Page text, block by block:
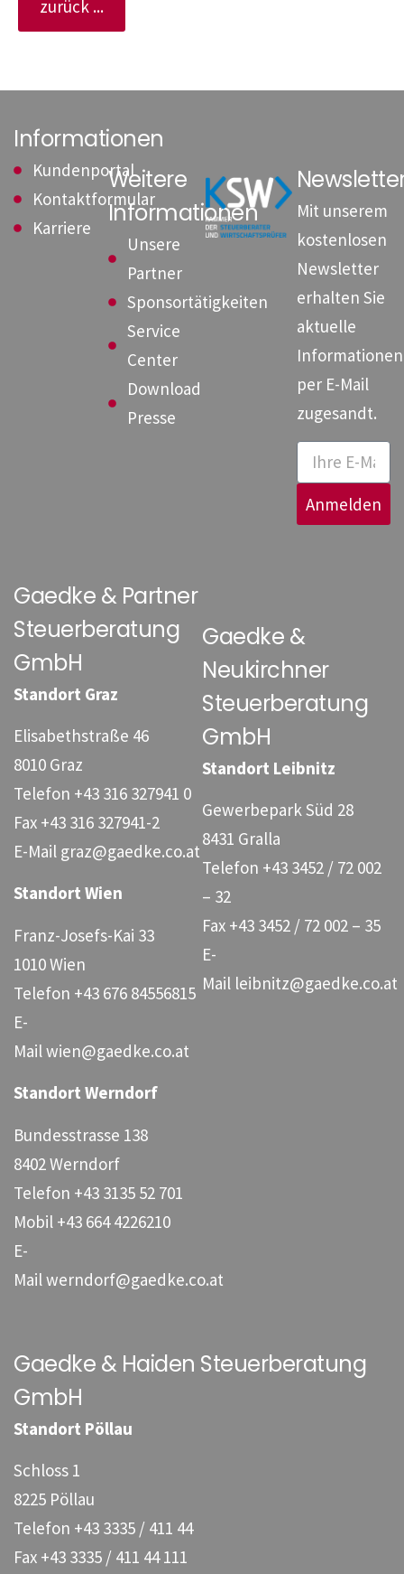
zurück ...
Informationen
Kundenportal
Kontaktformular
Karriere
Weitere
Informationen
Unsere
Partner
Sponsortätigkeiten
Service
Center
Download
Presse
Mit unserem
kostenlosen
Newsletter
erhalten Sie
aktuelle
Informationen
per E-Mail
zugesandt.
Anmelden
Gaedke & Partner
Steuerberatung
GmbH
Standort Graz
Elisabethstraße 46
8010 Graz
Telefon +43 316 327941 0
Fax +43 316 327941-2
E-Mail graz@gaedke.co.at
Standort Wien
Franz-Josefs-Kai 33
1010 Wien
Telefon +43 676 84556815
E-
Mail wien@gaedke.co.at
Standort Werndorf
Bundesstrasse 138
8402 Werndorf
Telefon +43 3135 52 701
Mobil +43 664 4226210
E-
Mail werndorf@gaedke.co.at
Gaedke &
Neukirchner
Steuerberatung
GmbH
Standort Leibnitz
Gewerbepark Süd 28
8431 Gralla
Telefon +43 3452 / 72 002
– 32
Fax +43 3452 / 72 002 – 35
E-
Mail leibnitz@gaedke.co.at
Gaedke & Haiden Steuerberatung
GmbH
Standort Pöllau
Schloss 1
8225 Pöllau
Telefon +43 3335 / 411 44
Fax +43 3335 / 411 44 111